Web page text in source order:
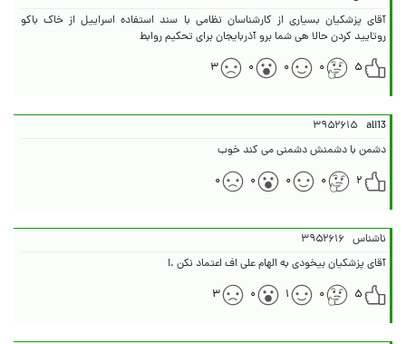
آقای پزشکیان بسیاری از کارشناسان نظامی با سند استفاده اسراییل از خاک باکو
رو‌تایید کردن حالا هی شما برو آذربایجان برای تحکیم روابط
۵
۰ ۰ ۰ ۳
ali13 ۳۹۵۲۶۱۵
دشمن با دشمنش دشمنی می کند خوب
۲
۰ ۰ ۰ ۰
ناشناس ۳۹۵۲۶۱۶
آقای پزشکیان بیخودی به الهام علی اف اعتماد نکن .!
۵
۰ ۱ ۰ ۳